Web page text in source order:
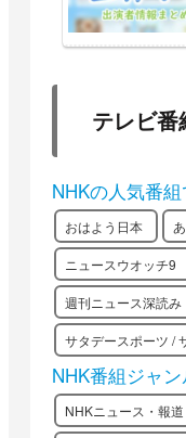
テレビ番
NHKの人気番
おはよう日本
ニュースウオッチ9
週刊ニュース深読み
サタデースポーツ /
NHK番組ジャ
NHKニュース・報道